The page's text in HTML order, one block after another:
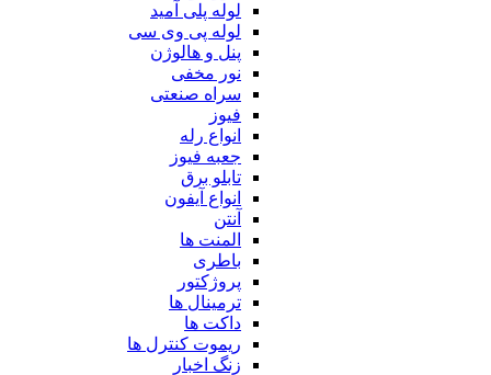
لوله پلی آمید
لوله پی وی سی
پنل و هالوژن
نور مخفی
سراه صنعتی
فیوز
انواع رله
جعبه فیوز
تابلو برق
انواع آیفون
آنتن
المنت ها
باطری
پروژکتور
ترمینال ها
داکت ها
ریموت کنترل ها
زنگ اخبار